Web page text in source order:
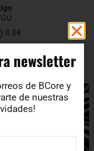
6.8€
TO CART
newsletter​
de BCore y
de nuestras